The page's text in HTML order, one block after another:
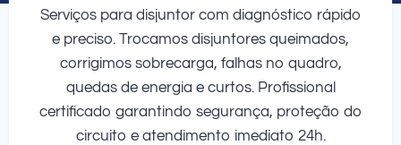
Serviços para disjuntor com diagnóstico rápido
e preciso. Trocamos disjuntores queimados,
corrigimos sobrecarga, falhas no quadro,
quedas de energia e curtos. Profissional
certificado garantindo segurança, proteção do
circuito e atendimento imediato 24h.